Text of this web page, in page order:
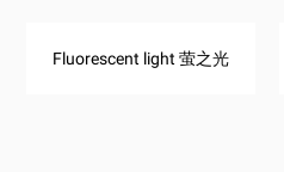
Fluorescent light 萤之光